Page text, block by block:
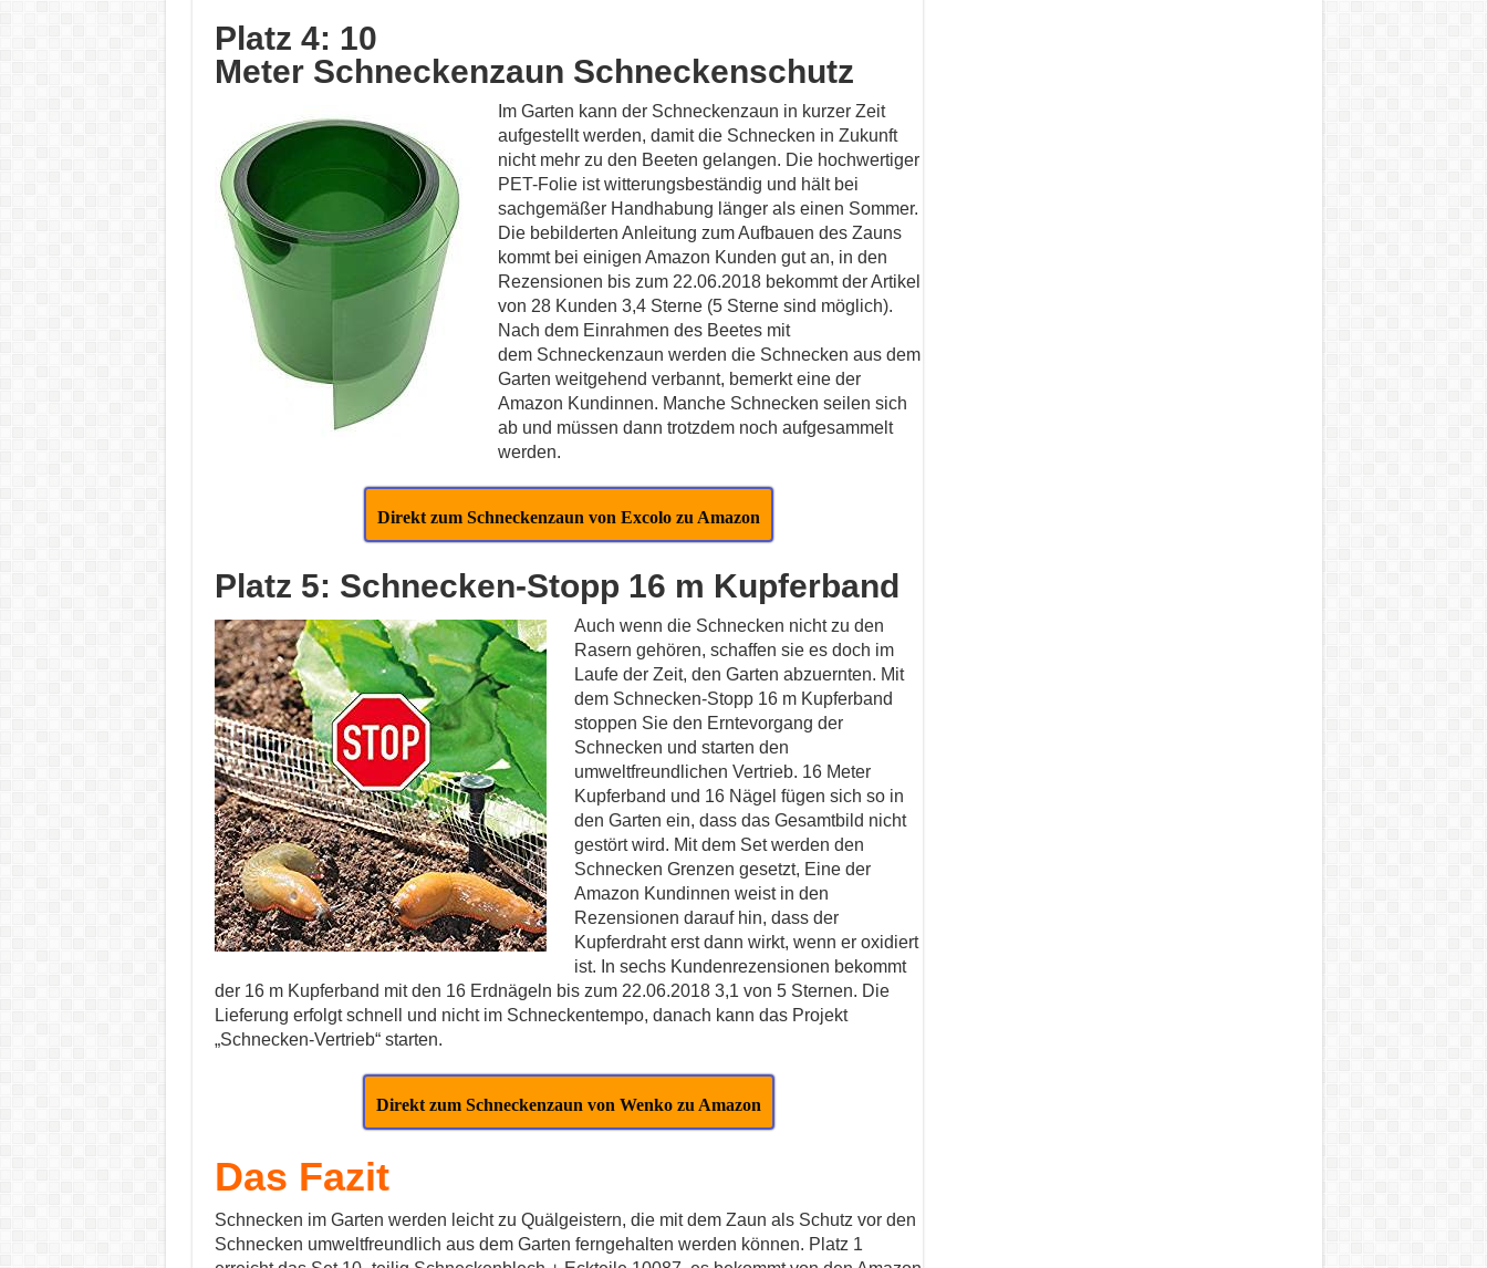
Platz 4: 10
Meter Schneckenzaun Schneckenschutz
Im Garten kann der Schneckenzaun in kurzer Zeit
aufgestellt werden, damit die Schnecken in Zukunft
nicht mehr zu den Beeten gelangen. Die hochwertiger
PET-Folie ist witterungsbeständig und hält bei
sachgemäßer Handhabung länger als einen Sommer.
Die bebilderten Anleitung zum Aufbauen des Zauns
kommt bei einigen Amazon Kunden gut an, in den
Rezensionen bis zum 22.06.2018 bekommt der Artikel
von 28 Kunden 3,4 Sterne (5 Sterne sind möglich).
Nach dem Einrahmen des Beetes mit
dem Schneckenzaun werden die Schnecken aus dem
Garten weitgehend verbannt, bemerkt eine der
Amazon Kundinnen. Manche Schnecken seilen sich
ab und müssen dann trotzdem noch aufgesammelt
werden.
Direkt zum Schneckenzaun von Excolo zu Amazon
Platz 5: Schnecken-Stopp 16 m Kupferband
Auch wenn die Schnecken nicht zu den
Rasern gehören, schaffen sie es doch im
Laufe der Zeit, den Garten abzuernten. Mit
dem Schnecken-Stopp 16 m Kupferband
stoppen Sie den Erntevorgang der
Schnecken und starten den
umweltfreundlichen Vertrieb. 16 Meter
Kupferband und 16 Nägel fügen sich so in
den Garten ein, dass das Gesamtbild nicht
gestört wird. Mit dem Set werden den
Schnecken Grenzen gesetzt, Eine der
Amazon Kundinnen weist in den
Rezensionen darauf hin, dass der
Kupferdraht erst dann wirkt, wenn er oxidiert
ist. In sechs Kundenrezensionen bekommt
der 16 m Kupferband mit den 16 Erdnägeln bis zum 22.06.2018 3,1 von 5 Sternen. Die
Lieferung erfolgt schnell und nicht im Schneckentempo, danach kann das Projekt
„Schnecken-Vertrieb“ starten.
Direkt zum Schneckenzaun von Wenko zu Amazon
Das Fazit
Schnecken im Garten werden leicht zu Quälgeistern, die mit dem Zaun als Schutz vor den
Schnecken umweltfreundlich aus dem Garten ferngehalten werden können. Platz 1